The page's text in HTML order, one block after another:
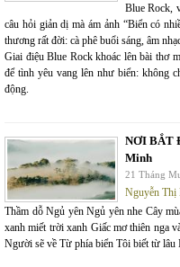
Blue Rock,
câu hỏi giản dị mà ám ảnh “Biển có
thương rất đời: cà phê buổi sáng, âm
Giai điệu Blue Rock khoác lên bài thơ
để tình yêu vang lên như biển: không
động.
NƠI BẮT
Minh
21 Tháng
Nguyễn Thị
Thầm dỗ Ngủ yên Ngủ yên nhe Cây
xanh miết trời xanh Giấc mơ thiên nga
Người sẽ về Từ phía biển Tôi biết từ